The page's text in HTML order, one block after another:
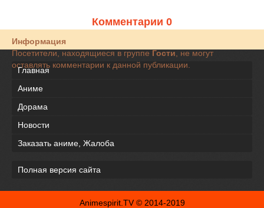
Комментарии 0
Информация
Посетители, находящиеся в группе Гости , не могут
оставлять комментарии к данной публикации.
Главная
Аниме
Дорама
Новости
Заказать аниме, Жалоба
Полная версия сайта
Animespirit.TV © 2014-2019